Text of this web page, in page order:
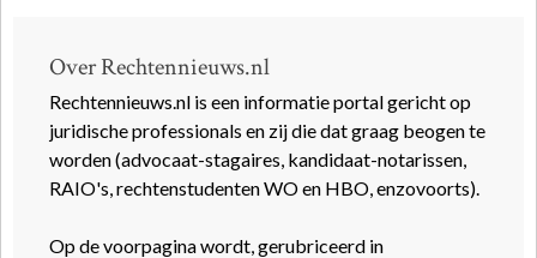
Over Rechtennieuws.nl
Rechtennieuws.nl is een informatie portal gericht op
juridische professionals en zij die dat graag beogen te
worden (advocaat-stagaires, kandidaat-notarissen,
RAIO's, rechtenstudenten WO en HBO, enzovoorts).
Op de voorpagina wordt, gerubriceerd in